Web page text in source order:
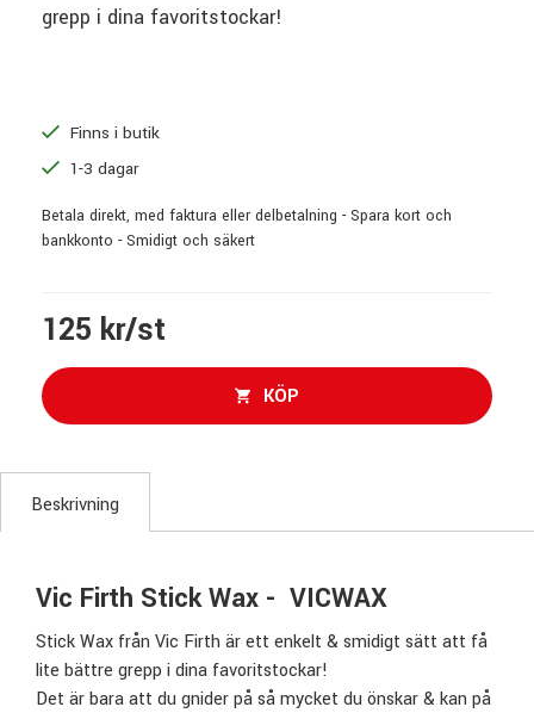
grepp i dina favoritstockar!
Finns i butik
1-3 dagar
Betala direkt, med faktura eller delbetalning - Spara kort och
bankkonto - Smidigt och säkert
125 kr/st
KÖP
Beskrivning
Vic Firth Stick Wax - VICWAX
Stick Wax från Vic Firth är ett enkelt & smidigt sätt att få
lite bättre grepp i dina favoritstockar!
Det är bara att du gnider på så mycket du önskar & kan på